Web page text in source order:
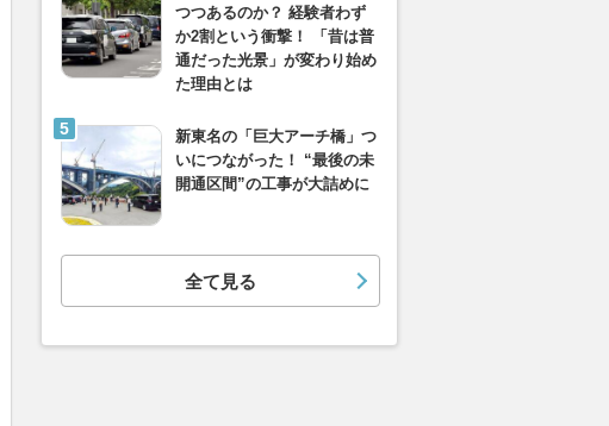
つつあるのか？ 経験者わず
か2割という衝撃！ 「昔は普
通だった光景」が変わり始め
た理由とは
新東名の「巨大アーチ橋」つ
いにつながった！ “最後の未
開通区間”の工事が大詰めに
全て見る